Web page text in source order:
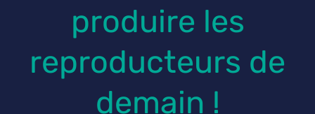
produire les
reproducteurs de
demain !